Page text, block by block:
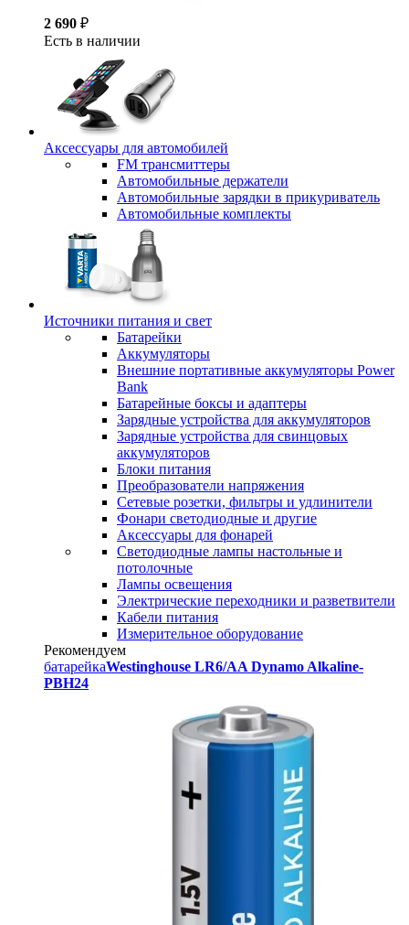
2 690 ₽
Есть в наличии
Аксессуары для автомобилей
FM трансмиттеры
Автомобильные держатели
Автомобильные зарядки в прикуриватель
Автомобильные комплекты
Источники питания и свет
Батарейки
Аккумуляторы
Внешние портативные аккумуляторы Power
Bank
Батарейные боксы и адаптеры
Зарядные устройства для аккумуляторов
Зарядные устройства для свинцовых
аккумуляторов
Блоки питания
Преобразователи напряжения
Сетевые розетки, фильтры и удлинители
Фонари светодиодные и другие
Аксессуары для фонарей
Светодиодные лампы настольные и
потолочные
Лампы освещения
Электрические переходники и разветвители
Кабели питания
Измерительное оборудование
Рекомендуем
батарейкаWestinghouse LR6/AA Dynamo Alkaline-
PBH24